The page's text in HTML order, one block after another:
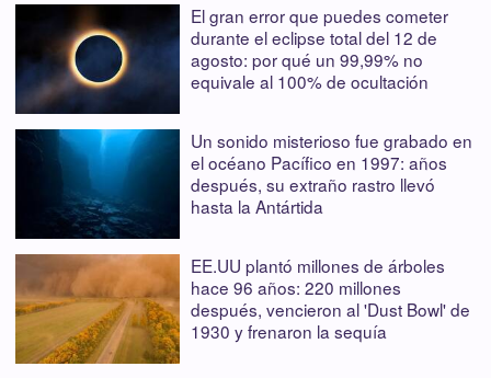
El gran error que puedes cometer
durante el eclipse total del 12 de
agosto: por qué un 99,99% no
equivale al 100% de ocultación
Un sonido misterioso fue grabado en
el océano Pacífico en 1997: años
después, su extraño rastro llevó
hasta la Antártida
EE.UU plantó millones de árboles
hace 96 años: 220 millones
después, vencieron al 'Dust Bowl' de
1930 y frenaron la sequía